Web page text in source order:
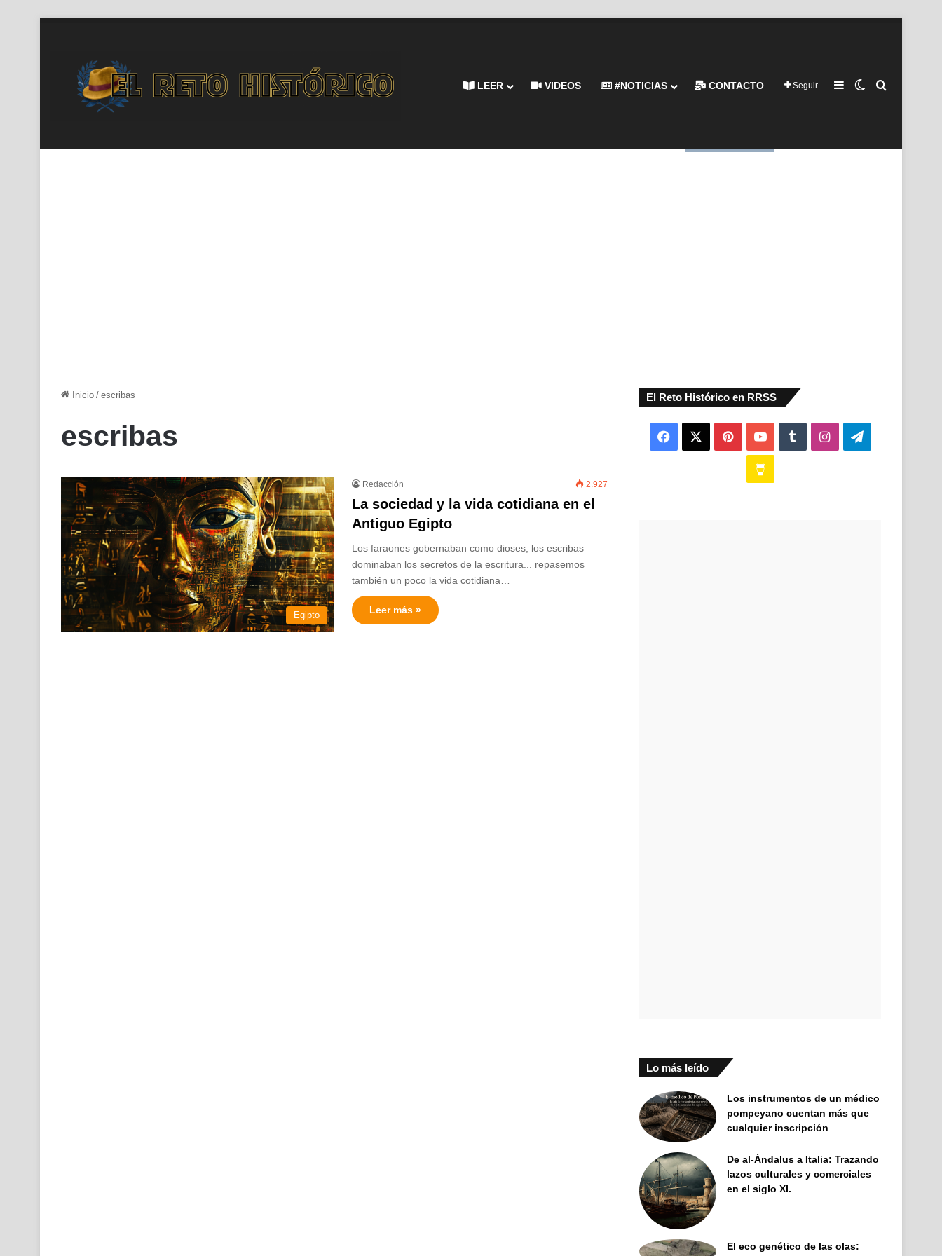
LEER VIDEOS #NOTICIAS CONTACTO Seguir Barra lateral
Switch skin
Inicio / escribas
escribas
Egipto
Redacción 2.927
La sociedad y la vida cotidiana en el
Antiguo Egipto
Los faraones gobernaban como dioses, los escribas
dominaban los secretos de la escritura... repasemos
también un poco la vida cotidiana…
Leer más »
El Reto Histórico en RRSS
Facebook PinterestYouTubeTumblrInstagramTelegram
Lo más leído
Los instrumentos de un médico
pompeyano cuentan más que
cualquier inscripción
De al-Ándalus a Italia: Trazando
lazos culturales y comerciales
en el siglo XI.
El eco genético de las olas: